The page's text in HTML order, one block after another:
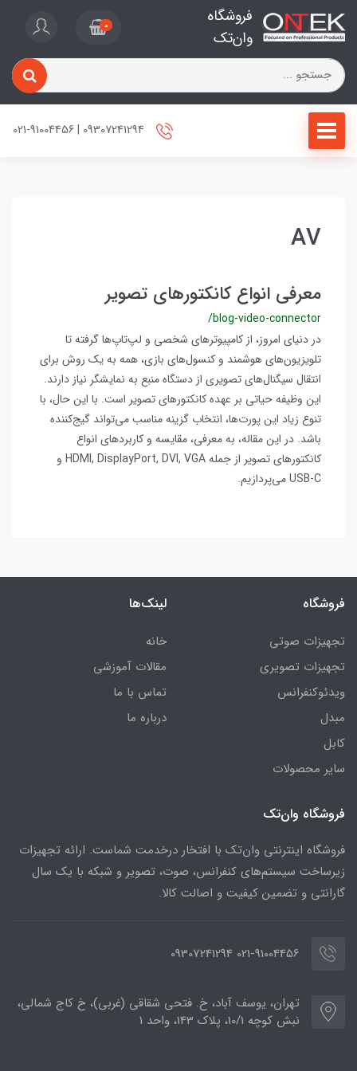
فروشگاه
وان‌تک
0
AV
معرفی انواع کانکتورهای تصویر
/blog-video-connector
در دنیای امروز، از کامپیوترهای شخصی و لپ‌تاپ‌ها گرفته تا
تلویزیون‌های هوشمند و کنسول‌های بازی، همه به یک روش برای
انتقال سیگنال‌های تصویری از دستگاه منبع به نمایشگر نیاز دارند.
این وظیفه حیاتی بر عهده کانکتورهای تصویر است. با این حال، با
تنوع زیاد این پورت‌ها، انتخاب گزینه مناسب می‌تواند گیج‌کننده
باشد. در این مقاله، به معرفی، مقایسه و کاربردهای انواع
کانکتورهای تصویر از جمله HDMI, DisplayPort, DVI, VGA و
USB-C می‌پردازیم.
فروشگاه
تجهیزات صوتی
تجهیزات تصویری
ویدئوکنفرانس
مبدل
کابل
سایر محصولات
لینک‌ها
خانه
مقالات آموزشی
تماس با ما
درباره ما
فروشگاه وان‌تک
فروشگاه اینترنتی وان‌تک با افتخار درخدمت شماست. ارائه تجهیزات
زیرساخت سیستم‌های کنفرانس، صوت، تصویر و شبکه با یک سال
گارانتی و تضمین کیفیت و اصالت کالا.
021-91004456 09307241294
تهران، یوسف آباد، خ. فتحی شقاقی (غربی)، خ کاج شمالی،
نبش کوچه 10/1، پلاک 143، واحد 1